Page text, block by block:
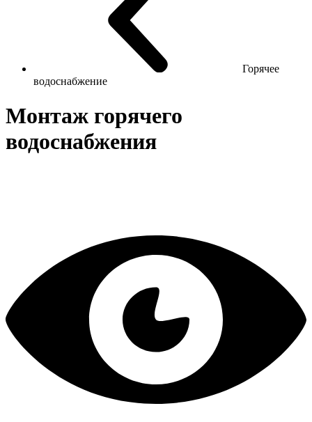
Горячее
водоснабжение
Монтаж горячего
водоснабжения